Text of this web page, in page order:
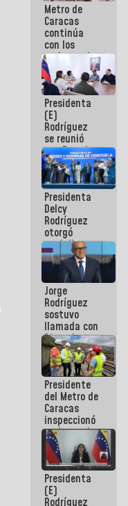
Metro de
Caracas
continúa
con los
trabajos de
mantenimiento
e inspección
en la Línea 2
Presidenta
(E)
Rodríguez
se reunió
con Estado
Mayor
Eléctrico
para
abordar
planes de
acción
Presidenta
Delcy
Rodríguez
otorgó
medalla
"Héroe de
Venezuela"
a servidores
públicos
Jorge
Rodríguez
sostuvo
llamada con
Dinorah
Figuera y
acuerdan
primer
encuentro
presencial
para el
diálogo
Presidente
del Metro de
Caracas
inspeccionó
trabajos de
rehabilitación
y
modernización
de la vía
férrea
Presidenta
(E)
Rodríguez